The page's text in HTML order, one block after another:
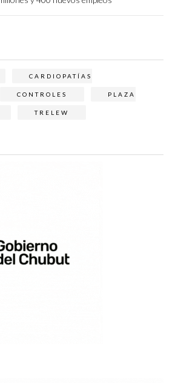
CARDIOPATÍAS
CONTROLES PLAZA
TRELEW